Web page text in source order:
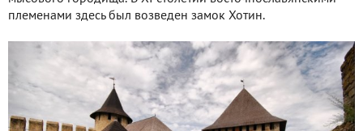
племенами здесь был возведен замок Хотин.